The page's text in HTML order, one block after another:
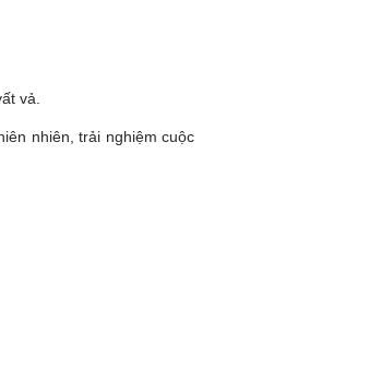
vả.
nhiên, trải nghiệm cuộc